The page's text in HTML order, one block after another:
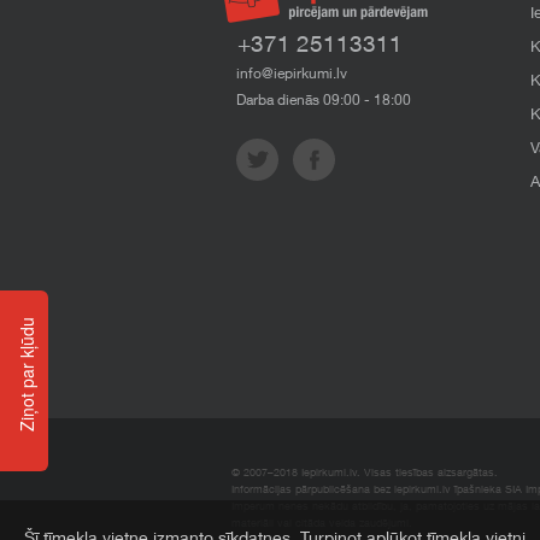
+371 25113311
info@iepirkumi.lv
Darba dienās 09:00 - 18:00
© 2007–2018 Iepirkumi.lv. Visas tiesības aizsargātas.
Informācijas pārpublicēšana bez iepirkumi.lv īpašnieka SIA
Ziņot par kļūdu